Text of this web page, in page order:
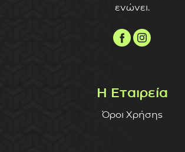
ενώνει.
Η Εταιρεία
Όροι Χρήσης